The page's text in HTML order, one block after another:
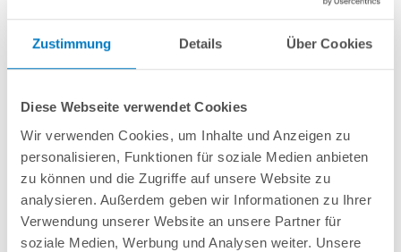
Zustimmung Details Über Cookies
Diese Webseite verwendet Cookies
Wir verwenden Cookies, um Inhalte und Anzeigen zu
personalisieren, Funktionen für soziale Medien anbieten
zu können und die Zugriffe auf unsere Website zu
analysieren. Außerdem geben wir Informationen zu Ihrer
Verwendung unserer Website an unsere Partner für
soziale Medien, Werbung und Analysen weiter. Unsere
PROFI-Set "High Level"
Wasserpflegebedarf deutlich!
Breitmaul-Einbauskimmer Slim für einen extra hohen Wasserstand
Bodenablauf+ 2 Einlaufdüsen mitsamt Mauerdurchführungen
Sandfilteranlage
POOL SANA PRO PRIME 400 / SPECK PP 7
Erdbeständiges Verrohrungsset PROFI Ø 50 mm+ Entleerungspaket
5-stufige, 60 cm breite Einstiegstreppe in weiß für die Befestigung am
Poolrand